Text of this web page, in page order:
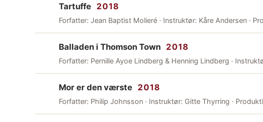
Tartuffe 2018
Forfatter: Jean Baptist Molieré · Instruktør: Kåre Andersen ·
Balladen i Thomson Town 2018
Forfatter: Pernille Ayoe Lindberg & Henning Lindberg ·
Mor er den værste 2018
Forfatter: Philip Johnsson · Instruktør: Gitte Thyrring ·